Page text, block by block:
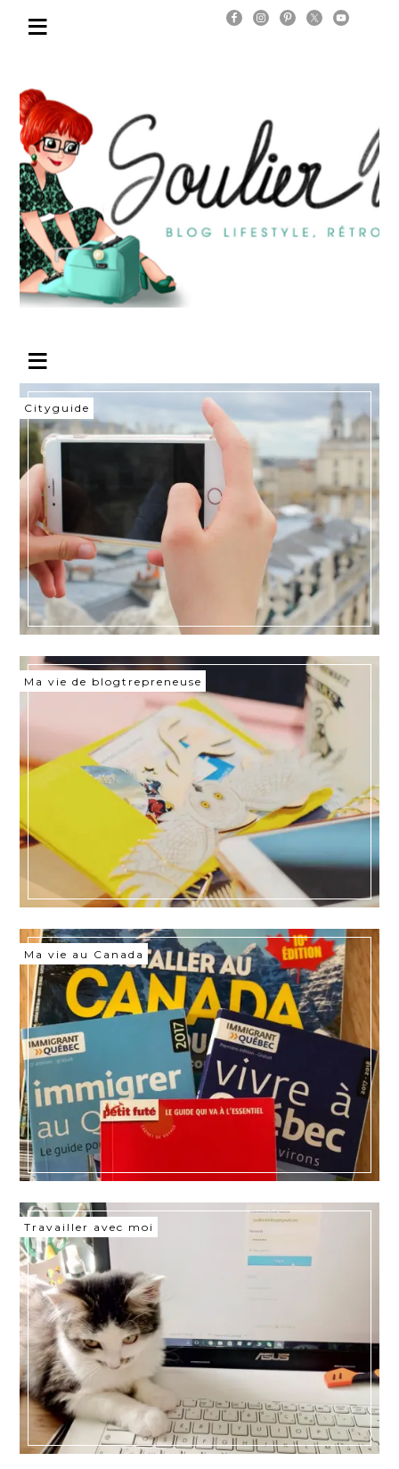
Cityguide
Ma vie de blogtrepreneuse
Ma vie au Canada
Travailler avec moi